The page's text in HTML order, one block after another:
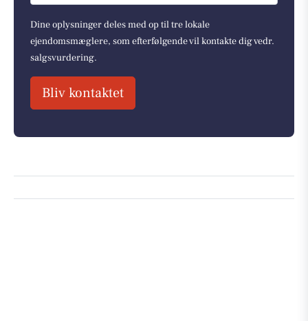
Dine oplysninger deles med op til tre lokale
ejendomsmæglere, som efterfølgende vil kontakte dig vedr.
salgsvurdering.
Bliv kontaktet